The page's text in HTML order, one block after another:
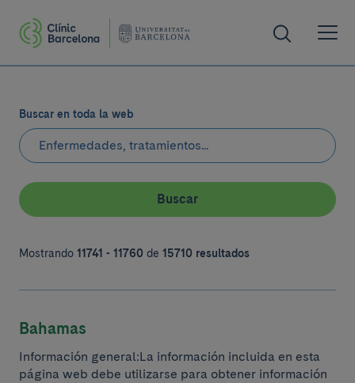
Buscar en toda la web
Buscar
Mostrando 11741 - 11760 de 15710 resultados
Bahamas
Información general:La información incluida en esta
página web debe utilizarse para obtener información